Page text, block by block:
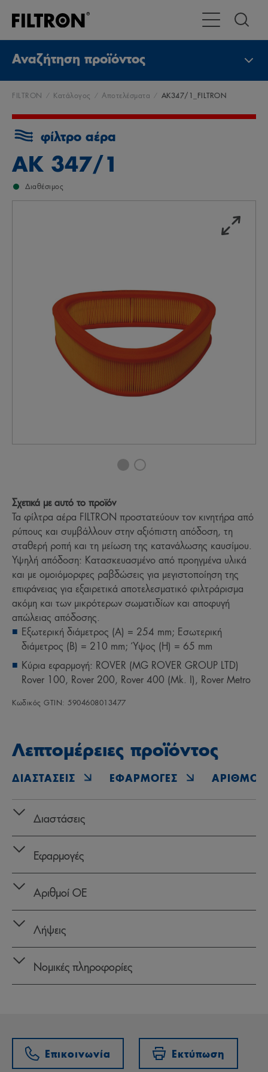
Εναλλαγή
Αναζήτηση προϊόντος
FILTRON Κατάλογος Αποτελέσματα AK347/1_FILTRON
φίλτρο αέρα
AK 347/1
Διαθέσιμος
Σχετικά με αυτό το προϊόν
Τα φίλτρα αέρα FILTRON προστατεύουν τον κινητήρα από
ρύπους και συμβάλλουν στην αξιόπιστη απόδοση, τη
σταθερή ροπή και τη μείωση της κατανάλωσης καυσίμου.
Υψηλή απόδοση: Κατασκευασμένο από προηγμένα υλικά
και με ομοιόμορφες ραβδώσεις για μεγιστοποίηση της
επιφάνειας για εξαιρετικά αποτελεσματικό φιλτράρισμα
ακόμη και των μικρότερων σωματιδίων και αποφυγή
απώλειας απόδοσης.
Εξωτερική διάμετρος (A) = 254 mm; Εσωτερική
διάμετρος (B) = 210 mm; Ύψος (H) = 65 mm
Κύρια εφαρμογή: ROVER (MG ROVER GROUP LTD)
Rover 100, Rover 200, Rover 400 (Mk. I), Rover Metro
Κωδικός GTIN: 5904608013477
Λεπτομέρειες προϊόντος
ΔΙΑΣΤΆΣΕΙΣ ΕΦΑΡΜΟΓΈΣ ΑΡΙΘΜΟΊ
Διαστάσεις
Εφαρμογές
Αριθμοί OE
Λήψεις
Νομικές πληροφορίες
Επικοινωνία Εκτύπωση